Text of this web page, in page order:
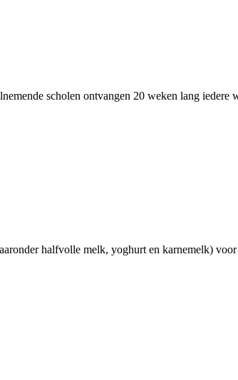
scholen ontvangen 20 weken lang
halfvolle melk, yoghurt en karnemelk)